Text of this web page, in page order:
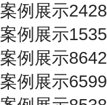
案例展示2428
案例展示1535
案例展示8642
案例展示6599